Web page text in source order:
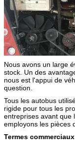
Nous avons un large
stock. Un des
nous est l'appui de
question.
Tous les autobus
rigide pour tous les
entreprises avant que
employons les pièces
Termes